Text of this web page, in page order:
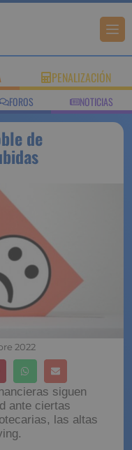
PENALIZACIÓN
FOROS NOTICIAS
de
2022
siguen
ante ciertas
las altas